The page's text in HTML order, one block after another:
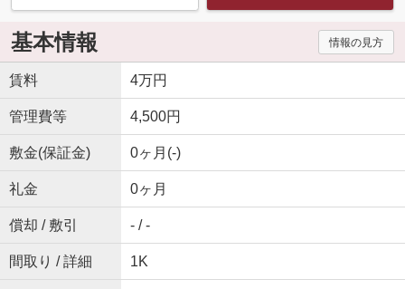
基本情報 情報の見方
賃料 4万円
管理費等 4,500円
敷金(保証金) 0ヶ月(-)
礼金 0ヶ月
償却 / 敷引 - / -
間取り / 詳細 1K